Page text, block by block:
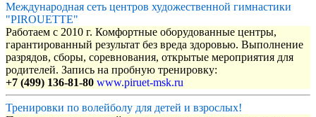
Международная сеть центров художественной гимнастики
"PIROUETTE"
Работаем с 2010 г. Комфортные оборудованные центры,
гарантированный результат без вреда здоровью. Выполнение
разрядов, сборы, соревнования, открытые мероприятия для
родителей. Запись на пробную тренировку:
+7 (499) 136-81-80 www.piruet-msk.ru
Тренировки по волейболу для детей и взрослых!